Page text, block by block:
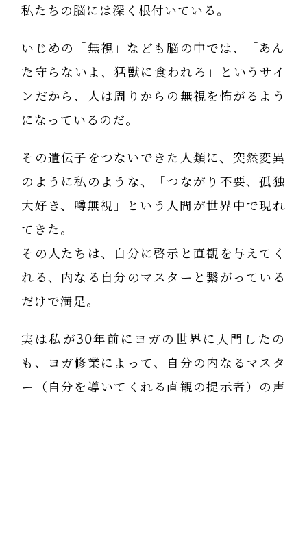
私たちの脳には深く根付いている。
いじめの「無視」なども脳の中では、「あん
た守らないよ、猛獣に食われろ」というサイ
ンだから、人は周りからの無視を怖がるよう
になっているのだ。
その遺伝子をつないできた人類に、突然変異
のように私のような、「つながり不要、孤独
大好き、噂無視」という人間が世界中で現れ
てきた。
その人たちは、自分に啓示と直観を与えてく
れる、内なる自分のマスターと繋がっている
だけで満足。
実は私が30年前にヨガの世界に入門したの
も、ヨガ修業によって、自分の内なるマスタ
ー（自分を導いてくれる直観の提示者）の声